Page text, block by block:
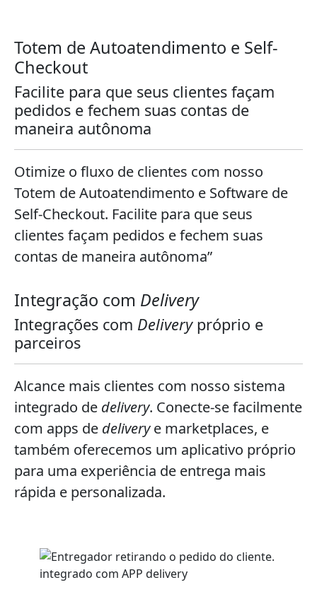
Totem de Autoatendimento e Self-
Checkout
Facilite para que seus clientes façam
pedidos e fechem suas contas de
maneira autônoma
Otimize o fluxo de clientes com nosso
Totem de Autoatendimento e Software de
Self-Checkout. Facilite para que seus
clientes façam pedidos e fechem suas
contas de maneira autônoma”
Integração com Delivery
Integrações com Deliverypróprio e
parceiros
Alcance mais clientes com nosso sistema
integrado de delivery. Conecte-se facilmente
com apps de deliverye marketplaces, e
também oferecemos um aplicativo próprio
para uma experiência de entrega mais
rápida e personalizada.